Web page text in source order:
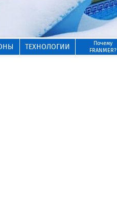
ТЕХНОЛОГИИ
Почему
FRANMER?